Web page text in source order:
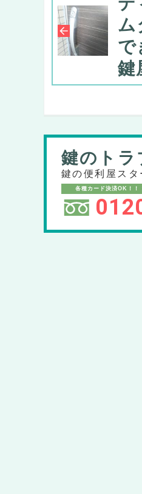
ム
で
鍵
鍵のトラ
鍵の便利屋ス
各種カード決済OK！！